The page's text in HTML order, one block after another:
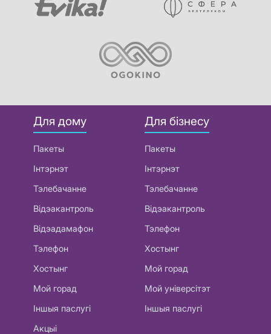
Для дому
Пакеты
Інтэрнэт
Тэлебачанне
Відэакантроль
Відэадамафон
Тэлефон
Хостынг
Мой горад
Іншыя паслугі
Акцыі
Для бізнесу
Пакеты
Інтэрнэт
Тэлебачанне
Відэакантроль
Тэлефон
Хостынг
Мой горад
Мой універсітэт
Іншыя паслугі